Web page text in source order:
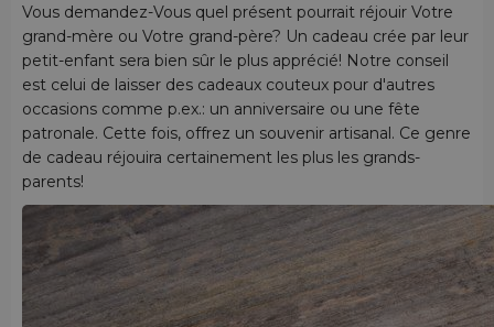
Vous demandez-Vous quel présent pourrait réjouir Votre
grand-mère ou Votre grand-père? Un cadeau crée par leur
petit-enfant sera bien sûr le plus apprécié! Notre conseil
est celui de laisser des cadeaux couteux pour d'autres
occasions comme p.ex.: un anniversaire ou une fête
patronale. Cette fois, offrez un souvenir artisanal. Ce genre
de cadeau réjouira certainement les plus les grands-
parents!